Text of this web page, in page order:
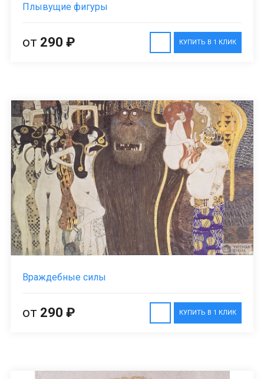
Плывущие фигуры
КУПИТЬ В 1 КЛИК
от 290 ₽
Враждебные силы
КУПИТЬ В 1 КЛИК
от 290 ₽